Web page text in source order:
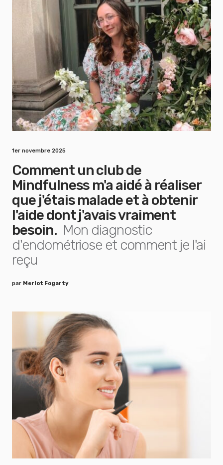
1er novembre 2025
Comment un club de
Mindfulness m'a aidé à réaliser
que j'étais malade et à obtenir
l'aide dont j'avais vraiment
besoin. Mon diagnostic
d'endométriose et comment je l'ai
reçu
par Merlot Fogarty